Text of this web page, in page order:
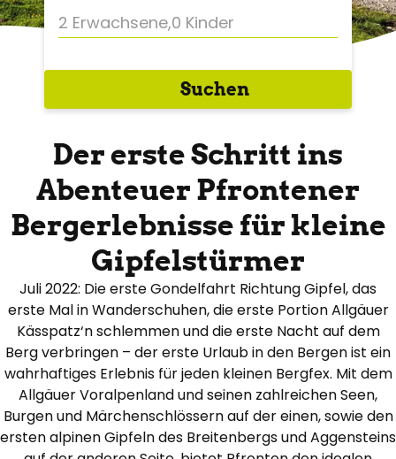
2 Erwachsene,0 Kinder
Suchen
Der erste Schritt ins
Abenteuer Pfrontener
Bergerlebnisse für kleine
Gipfelstürmer
Juli 2022: Die erste Gondelfahrt Richtung Gipfel, das
erste Mal in Wanderschuhen, die erste Portion Allgäuer
Kässpatz‘n schlemmen und die erste Nacht auf dem
Berg verbringen – der erste Urlaub in den Bergen ist ein
wahrhaftiges Erlebnis für jeden kleinen Bergfex. Mit dem
Allgäuer Voralpenland und seinen zahlreichen Seen,
Burgen und Märchenschlössern auf der einen, sowie den
ersten alpinen Gipfeln des Breitenbergs und Aggensteins